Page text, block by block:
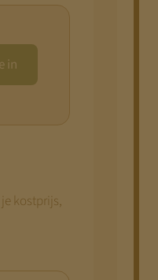
in
kostprijs,